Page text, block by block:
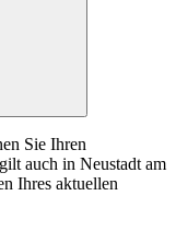
Sie Ihren
auch in Neustadt am
Ihres aktuellen